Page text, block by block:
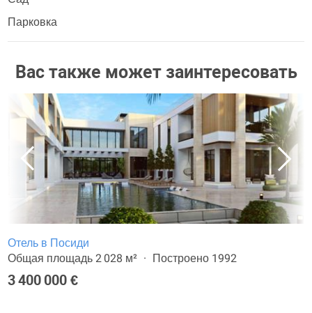
Парковка
Вас также может заинтересовать
Отель в Посиди
Общая площадь 2 028 м²
Построено 1992
3 400 000 €